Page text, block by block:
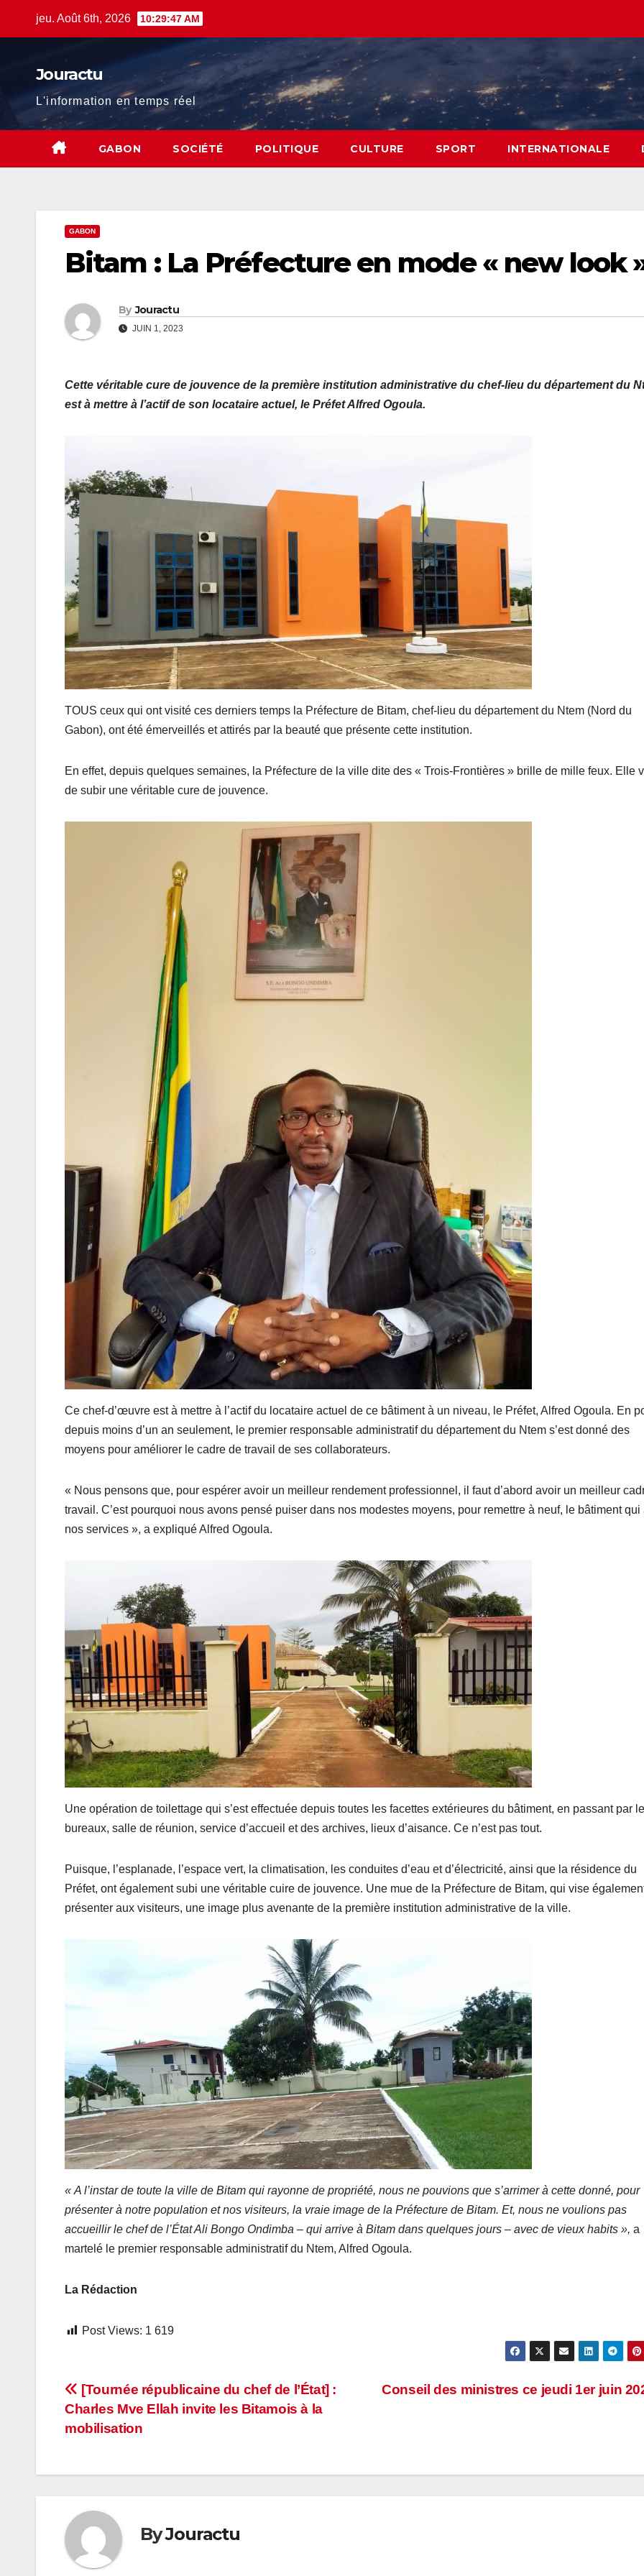
jeu. Août 6th, 2026 10:29:49 AM
Jouractu
L'information en temps réel
GABON SOCIÉTÉ POLITIQUE CULTURE SPORT INTERNATIONALE
GABON
Bitam : La Préfecture en mode « new look
By Jouractu
JUIN 1, 2023
Cette véritable cure de jouvence de la première institution administrative du chef-lieu du département du
est à mettre à l’actif de son locataire actuel, le Préfet Alfred Ogoula.
TOUS ceux qui ont visité ces derniers temps la Préfecture de Bitam, chef-lieu du département du Ntem (Nord du
Gabon), ont été émerveillés et attirés par la beauté que présente cette institution.
En effet, depuis quelques semaines, la Préfecture de la ville dite des « Trois-Frontières » brille de mille feux. Elle
de subir une véritable cure de jouvence.
Ce chef-d’œuvre est à mettre à l’actif du locataire actuel de ce bâtiment à un niveau, le Préfet, Alfred Ogoula. En
depuis moins d’un an seulement, le premier responsable administratif du département du Ntem s’est donné des
moyens pour améliorer le cadre de travail de ses collaborateurs.
« Nous pensons que, pour espérer avoir un meilleur rendement professionnel, il faut d’abord avoir un meilleur
travail. C’est pourquoi nous avons pensé puiser dans nos modestes moyens, pour remettre à neuf, le bâtiment qui
nos services », a expliqué Alfred Ogoula.
Une opération de toilettage qui s’est effectuée depuis toutes les facettes extérieures du bâtiment, en passant par
bureaux, salle de réunion, service d’accueil et des archives, lieux d’aisance. Ce n’est pas tout.
Puisque, l’esplanade, l’espace vert, la climatisation, les conduites d’eau et d’électricité, ainsi que la résidence du
Préfet, ont également subi une véritable cuire de jouvence. Une mue de la Préfecture de Bitam, qui vise
présenter aux visiteurs, une image plus avenante de la première institution administrative de la ville.
« A l’instar de toute la ville de Bitam qui rayonne de propriété, nous ne pouvions que s’arrimer à cette donné, pour
présenter à notre population et nos visiteurs, la vraie image de la Préfecture de Bitam. Et, nous ne voulions pas
accueillir le chef de l’État Ali Bongo Ondimba – qui arrive à Bitam dans quelques jours – avec de vieux habits », a
martelé le premier responsable administratif du Ntem, Alfred Ogoula.
La Rédaction
Post Views: 1 619
Navigation
de
Conseil des ministres ce jeudi 1er juin
[Tournée républicaine du chef de l’État] :
Charles Mve Ellah invite les Bitamois à la
mobilisation
ByJouractu